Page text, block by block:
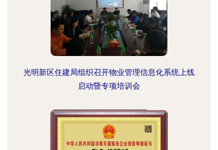
光明新区住建局组织召开物业管理信息化系统上线
启动暨专项培训会